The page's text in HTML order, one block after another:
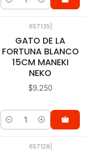
Cantidad
657135
GATO DE LA
FORTUNA BLANCO
15CM MANEKI
NEKO
$9.250
Cantidad
657128